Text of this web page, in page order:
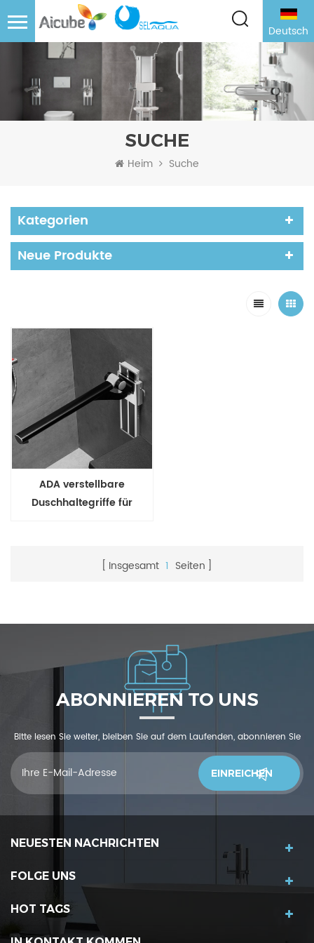
Deutsch
SUCHE
Heim Suche
Kategorien
Neue Produkte
ADA verstellbare
Duschhaltegriffe für
Insgesamt 1 Seiten
ABONNIEREN TO UNS
Bitte lesen Sie weiter, bleiben Sie auf dem Laufenden, abonnieren Sie
und wir begrüßen Sie, uns was zu sagendu denkst
NEUESTEN NACHRICHTEN
FOLGE UNS
HOT TAGS